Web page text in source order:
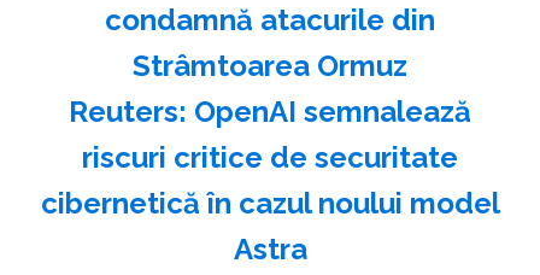
condamnă atacurile din
Strâmtoarea Ormuz
Reuters: OpenAI semnalează
riscuri critice de securitate
cibernetică în cazul noului model
Astra